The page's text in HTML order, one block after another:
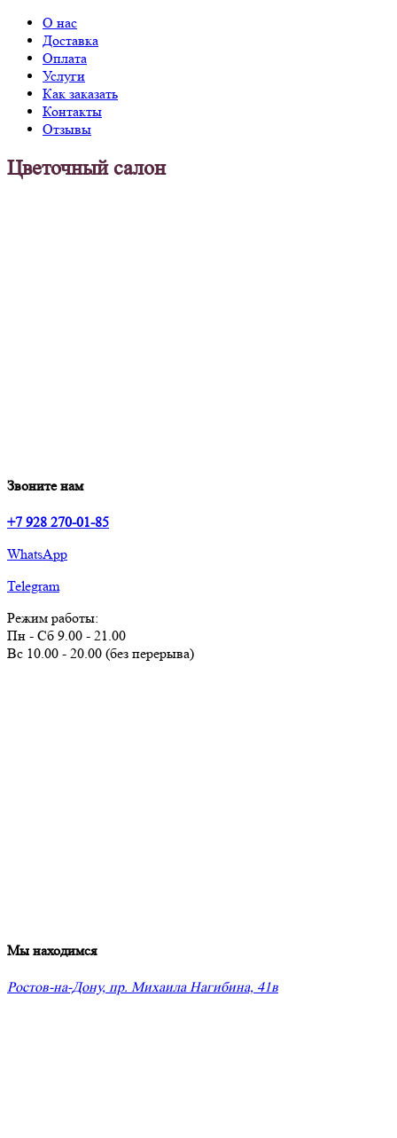
О нас
Доставка
Оплата
Услуги
Как заказать
Контакты
Отзывы
Цветочный салон
Звоните нам
+7 928 270-01-85
WhatsApp
Telegram
Режим работы:
Пн - Сб 9.00 - 21.00
Вс 10.00 - 20.00 (без перерыва)
Мы находимся
Ростов-на-Дону, пр. Михаила Нагибина, 41в